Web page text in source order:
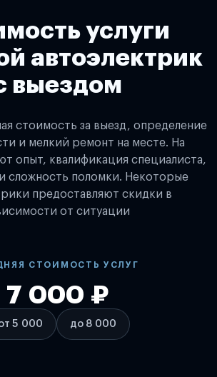
услуги
автоэлектрик
выездом
стоимость за выезд, определение
и мелкий ремонт на месте. На
опыт, квалификация специалиста,
сложность поломки. Некоторые
предоставляют скидки в
от ситуации
СТОИМОСТЬ УСЛУГ
5 000
7 000 ₽
до 8 000